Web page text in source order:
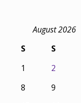
August 2026
S
S
1
2
8
9